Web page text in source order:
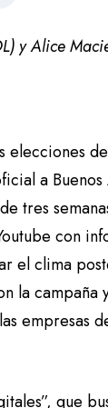
y Alice
elecciones
a
tres
con
el clima
la
empresas
que